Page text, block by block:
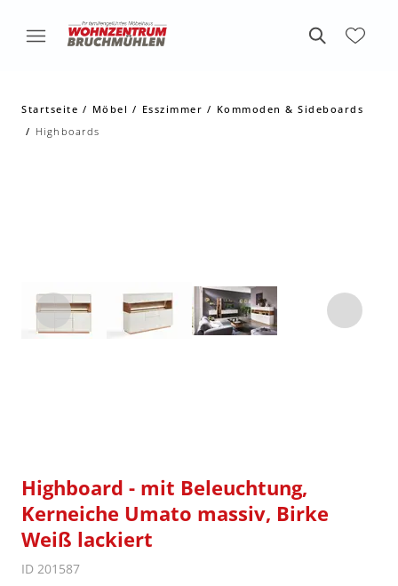
Startseite Möbel Esszimmer
Kommoden & Sideboards
Highboards
Highboard - mit Beleuchtung,
Kerneiche Umato massiv, Birke
Weiß lackiert
ID 201587